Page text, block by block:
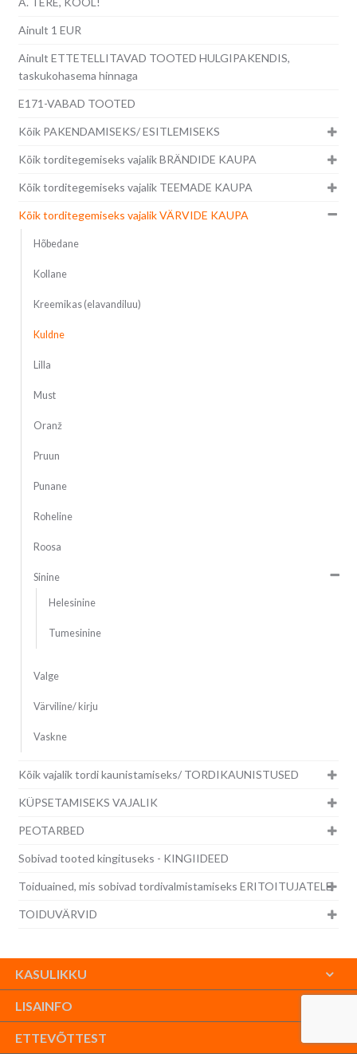
Ainult 1 EUR
Ainult ETTETELLITAVAD TOOTED HULGIPAKENDIS,
taskukohasema hinnaga
E171-VABAD TOOTED
Kõik PAKENDAMISEKS/ ESITLEMISEKS
Kõik torditegemiseks vajalik BRÄNDIDE KAUPA
Kõik torditegemiseks vajalik TEEMADE KAUPA
Kõik torditegemiseks vajalik VÄRVIDE KAUPA
Hõbedane
Kollane
Kreemikas (elavandiluu)
Kuldne
Lilla
Must
Oranž
Pruun
Punane
Roheline
Roosa
Sinine
Helesinine
Tumesinine
Valge
Värviline/ kirju
Vaskne
Kõik vajalik tordi kaunistamiseks/ TORDIKAUNISTUSED
KÜPSETAMISEKS VAJALIK
PEOTARBED
Sobivad tooted kingituseks - KINGIIDEED
Toiduained, mis sobivad tordivalmistamiseks ERITOITUJATELE
TOIDUVÄRVID
KASULIKKU
LISAINFO
ETTEVÕTTEST